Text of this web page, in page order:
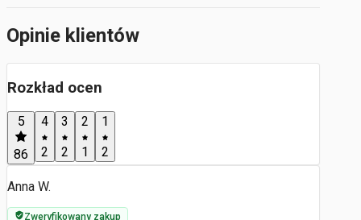
Opinie klientów
Rozkład ocen
5
86
4
2
3
2
2
1
1
2
Anna W.
Zweryfikowany zakup